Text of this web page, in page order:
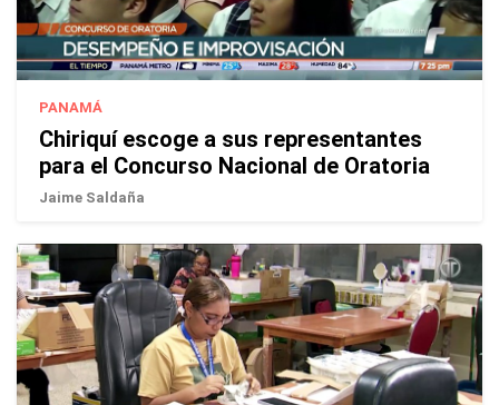
PANAMÁ
Chiriquí escoge a sus representantes
para el Concurso Nacional de Oratoria
Jaime Saldaña